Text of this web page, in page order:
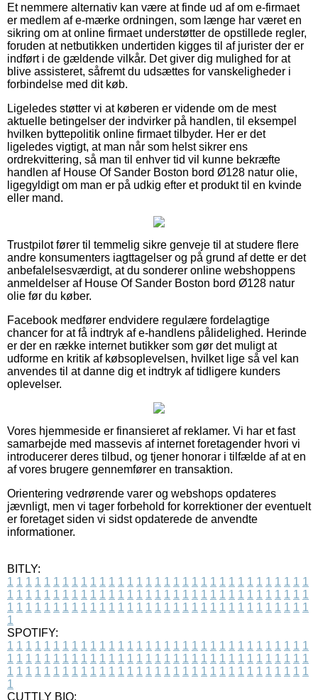
Et nemmere alternativ kan være at finde ud af om e-firmaet
er medlem af e-mærke ordningen, som længe har været en
sikring om at online firmaet understøtter de opstillede regler,
foruden at netbutikken undertiden kigges til af jurister der er
indført i de gældende vilkår. Det giver dig mulighed for at
blive assisteret, såfremt du udsættes for vanskeligheder i
forbindelse med dit køb.
Ligeledes støtter vi at køberen er vidende om de mest
aktuelle betingelser der indvirker på handlen, til eksempel
hvilken byttepolitik online firmaet tilbyder. Her er det
ligeledes vigtigt, at man når som helst sikrer ens
ordrekvittering, så man til enhver tid vil kunne bekræfte
handlen af House Of Sander Boston bord Ø128 natur olie,
ligegyldigt om man er på udkig efter et produkt til en kvinde
eller mand.
Trustpilot fører til temmelig sikre genveje til at studere flere
andre konsumenters iagttagelser og på grund af dette er det
anbefalelsesværdigt, at du sonderer online webshoppens
anmeldelser af House Of Sander Boston bord Ø128 natur
olie før du køber.
Facebook medfører endvidere regulære fordelagtige
chancer for at få indtryk af e-handlens pålidelighed. Herinde
er der en række internet butikker som gør det muligt at
udforme en kritik af købsoplevelsen, hvilket lige så vel kan
anvendes til at danne dig et indtryk af tidligere kunders
oplevelser.
Vores hjemmeside er finansieret af reklamer. Vi har et fast
samarbejde med massevis af internet foretagender hvori vi
introducerer deres tilbud, og tjener honorar i tilfælde af at en
af vores brugere gennemfører en transaktion.
Orientering vedrørende varer og webshops opdateres
jævnligt, men vi tager forbehold for korrektioner der eventuelt
er foretaget siden vi sidst opdaterede de anvendte
informationer.
BITLY:
1 1 1 1 1 1 1 1 1 1 1 1 1 1 1 1 1 1 1 1 1 1 1 1 1 1 1 1 1 1 1 1 1
1 1 1 1 1 1 1 1 1 1 1 1 1 1 1 1 1 1 1 1 1 1 1 1 1 1 1 1 1 1 1 1 1
1 1 1 1 1 1 1 1 1 1 1 1 1 1 1 1 1 1 1 1 1 1 1 1 1 1 1 1 1 1 1 1 1
1
SPOTIFY:
1 1 1 1 1 1 1 1 1 1 1 1 1 1 1 1 1 1 1 1 1 1 1 1 1 1 1 1 1 1 1 1 1
1 1 1 1 1 1 1 1 1 1 1 1 1 1 1 1 1 1 1 1 1 1 1 1 1 1 1 1 1 1 1 1 1
1 1 1 1 1 1 1 1 1 1 1 1 1 1 1 1 1 1 1 1 1 1 1 1 1 1 1 1 1 1 1 1 1
1
CUTTLY BIO: